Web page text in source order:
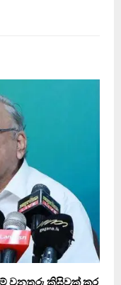
වනතුරු කිසිවක් කර